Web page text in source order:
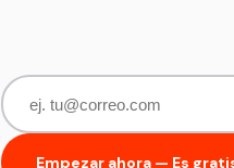
Empezar ahora — Es